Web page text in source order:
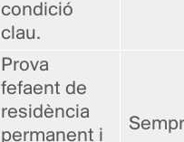
condició
clau.
Prova
fefaent de
residència
permanent i